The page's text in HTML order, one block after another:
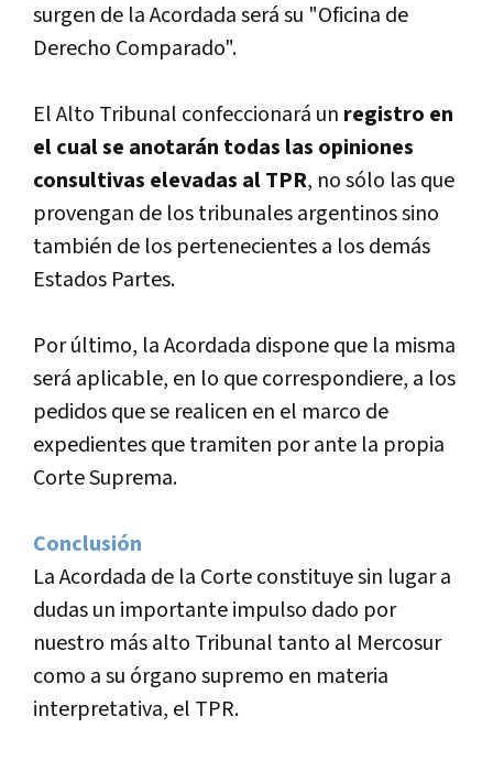
surgen de la Acordada será su "Oficina de
Derecho Comparado".
El Alto Tribunal confeccionará un registro en
el cual se anotarán todas las opiniones
consultivas elevadas al TPR, no sólo las que
provengan de los tribunales argentinos sino
también de los pertenecientes a los demás
Estados Partes.
Por último, la Acordada dispone que la misma
será aplicable, en lo que correspondiere, a los
pedidos que se realicen en el marco de
expedientes que tramiten por ante la propia
Corte Suprema.
Conclusión
La Acordada de la Corte constituye sin lugar a
dudas un importante impulso dado por
nuestro más alto Tribunal tanto al Mercosur
como a su órgano supremo en materia
interpretativa, el TPR.